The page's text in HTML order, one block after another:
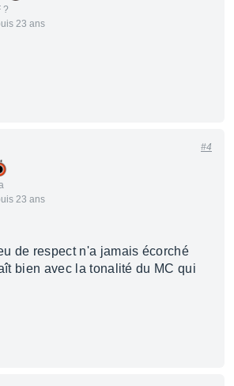
?
23 ans
23 ans
#4
de respect n'a jamais écorché
bien avec la tonalité du MC qui